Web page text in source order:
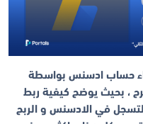
حساب ادسنس بواسطة
، بحيث يوضح كيفية ربط
في الادسنس و الربح